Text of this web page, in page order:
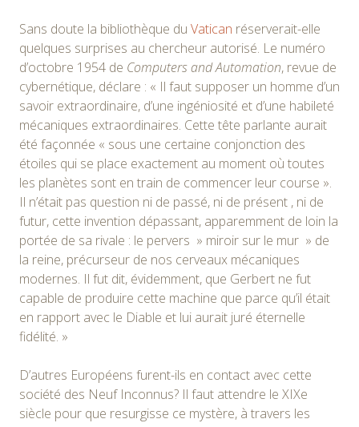
Sans doute la bibliothèque du Vatican réserverait-elle
quelques surprises au chercheur autorisé. Le numéro
d’octobre 1954 de Computers and Automation, revue de
cybernétique, déclare : « Il faut supposer un homme d’un
savoir extraordinaire, d’une ingéniosité et d’une habileté
mécaniques extraordinaires. Cette tête parlante aurait
été façonnée « sous une certaine conjonction des
étoiles qui se place exactement au moment où toutes
les planètes sont en train de commencer leur course ».
Il n’était pas question ni de passé, ni de présent , ni de
futur, cette invention dépassant, apparemment de loin la
portée de sa rivale : le pervers » miroir sur le mur » de
la reine, précurseur de nos cerveaux mécaniques
modernes. Il fut dit, évidemment, que Gerbert ne fut
capable de produire cette machine que parce qu’il était
en rapport avec le Diable et lui aurait juré éternelle
fidélité. »
D’autres Européens furent-ils en contact avec cette
société des Neuf Inconnus? Il faut attendre le XIXe
siècle pour que resurgisse ce mystère, à travers les